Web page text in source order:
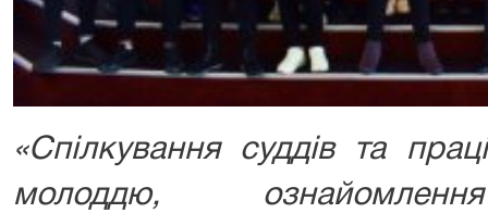
«Спілкування суддів та
молоддю,